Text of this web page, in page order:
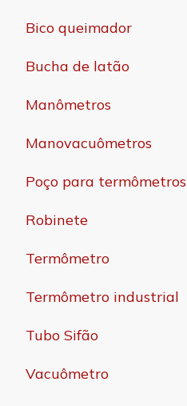
Bico queimador
Bucha de latão
Manômetros
Manovacuômetros
Poço para termômetros
Robinete
Termômetro
Termômetro industrial
Tubo Sifão
Vacuômetro